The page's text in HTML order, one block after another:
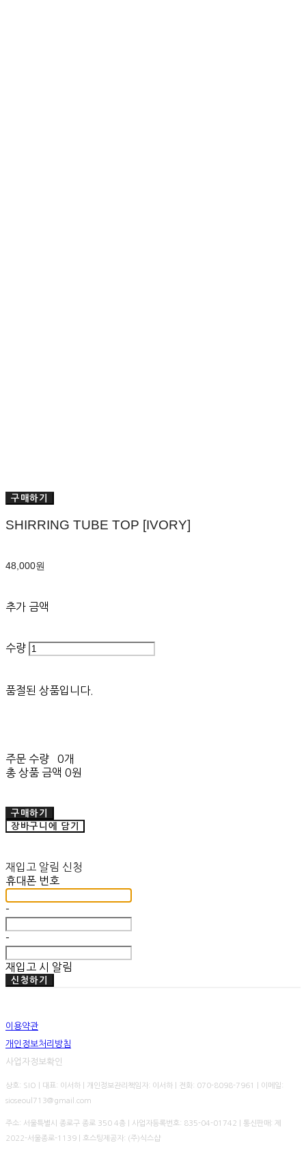
구매하기
SHIRRING TUBE TOP [IVORY]
48,000원
추가 금액
수량
품절된 상품입니다.
주문 수량
0개
총 상품 금액 0원
구매하기
장바구니에 담기
재입고 알림 신청
휴대폰 번호
-
-
재입고 시 알림
신청하기
이용약관
개인정보처리방침
사업자정보확인
상호: SIO | 대표: 이서하 | 개인정보관리책임자: 이서하 | 전화: 070-8098-7961 | 이메일:
sioseoul713@gmail.com
주소: 서울특별시 종로구 종로 350 4층 | 사업자등록번호: 835-04-01742 | 통신판매: 제
2022-서울종로-1139 | 호스팅제공자: (주)식스샵